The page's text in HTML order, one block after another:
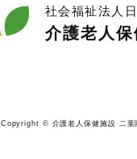
社会福祉法人
介護老人保
Copyright © 介護老人保健施設 二